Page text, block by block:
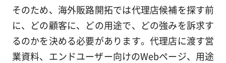
そのため、海外販路開拓では代理店候補を探す前
に、どの顧客に、どの用途で、どの強みを訴求す
るのかを決める必要があります。代理店に渡す営
業資料、エンドユーザー向けのWebページ、用途